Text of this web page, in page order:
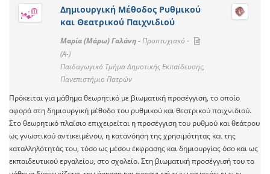
Δημιουργική Μέθοδος Ρυθμικού
και Θεατρικού Παιχνιδιού
Μαρία (Μάρω) Γαλάνη -Προπτυχιακό -
(A-)
Παιδαγωγικό Τμήμα Δημοτικής Εκπαίδευσης,
Πανεπιστήμιο Πατρών
Πρόκειται για μάθημα θεωρητικό με βιωματική προσέγγιση, το οποίο
αφορά στη δημιουργική μέθοδο του ρυθμικού και θεατρικού παιχνιδιού.
Στο θεωρητικό πλαίσιο επιχειρείται η προσέγγιση του ρυθμού και θεάτρου
ως γνωστικού αντικειμένου, η κατανόηση της χρησιμότητας και της
καταλληλότητάς του, τόσο ως μέσου έκφρασης και δημιουργίας όσο και ως
εκπαιδευτικού εργαλείου, στο σχολείο. Στη βιωματική προσέγγισή του το